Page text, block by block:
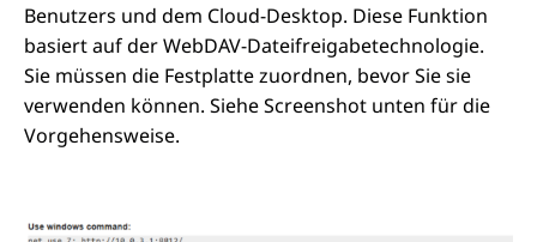
Benutzers und dem Cloud-Desktop. Diese Funktion
basiert auf der WebDAV-Dateifreigabetechnologie.
Sie müssen die Festplatte zuordnen, bevor Sie sie
verwenden können. Siehe Screenshot unten für die
Vorgehensweise.